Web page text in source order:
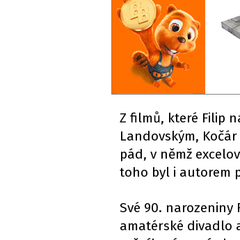
Z filmů, které Filip
Landovským,
pád, v němž
toho byl i autorem
Své 90.
amatérské divadlo